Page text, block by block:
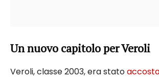
Un nuovo capitolo per Veroli
Veroli, classe 2003, era stato